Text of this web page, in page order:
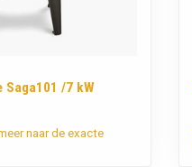
Saga101 /7 kW
naar de exacte